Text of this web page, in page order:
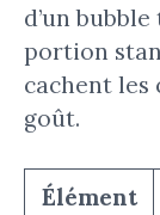
d’un
portion
cachent
goût.
Élément